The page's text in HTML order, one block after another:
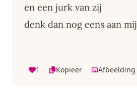
en een jurk van zij
denk dan nog eens aan mij
1 Kopieer Afbeelding